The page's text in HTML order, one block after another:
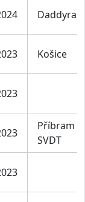
Košice
Příbram
SVDT